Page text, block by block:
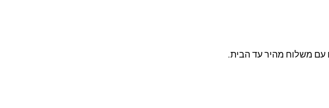
עם משלוח מהיר עד הבית.